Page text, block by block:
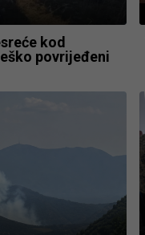
kod
povrijeđeni